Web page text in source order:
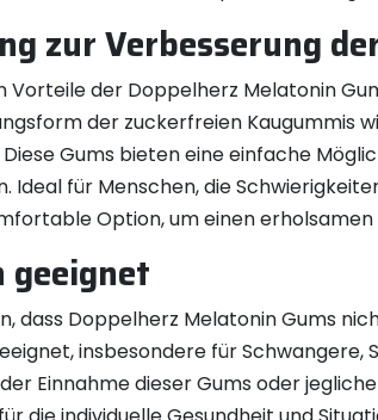
zur Verbesserung
Vorteile der Doppelherz Melatonin
der zuckerfreien Kaugummis
Gums bieten eine einfache
Ideal für Menschen, die
Option, um einen erholsamen
dass Doppelherz Melatonin Gums
insbesondere für
Einnahme dieser Gums oder